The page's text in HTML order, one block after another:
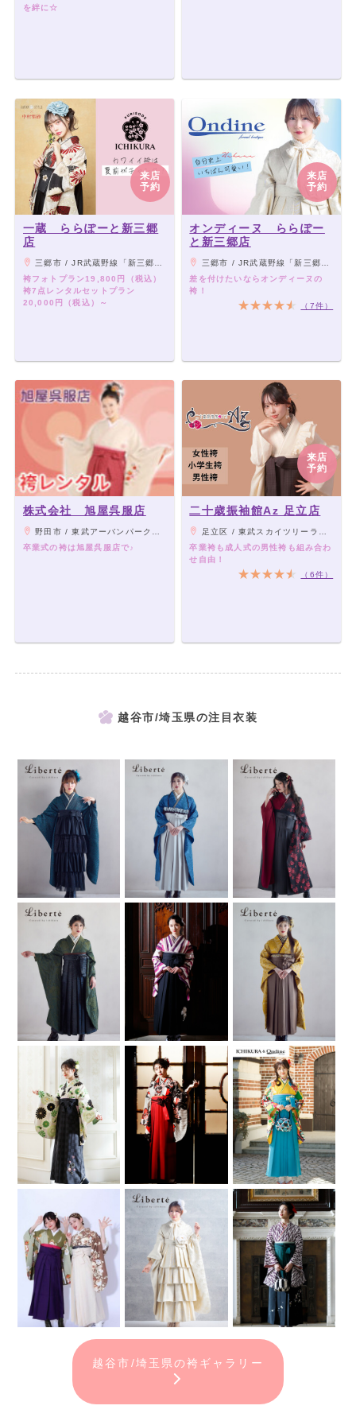
を絆に☆
来店
予約
一蔵 ららぽーと新三郷
店
三郷市 / JR武蔵野線「新三郷駅」より徒歩1分
袴フォトプラン19,800円（税込）
袴7点レンタルセットプラン
20,000円（税込）～
来店
予約
オンディーヌ ららぽー
と新三郷店
三郷市 / JR武蔵野線「新三郷駅」より徒歩1分
差を付けたいならオンディーヌの
袴！
（7件）
株式会社 旭屋呉服店
野田市 / 東武アーバンパークライン 野田市駅から徒歩5分
卒業式の袴は旭屋呉服店で♪
来店
予約
二十歳振袖館Az 足立店
足立区 / 東武スカイツリーライン谷塚駅より車で7分、つくばエクスプレス六町駅より車で9分
卒業袴も成人式の男性袴も組み合わ
せ自由！
（6件）
越谷市/埼玉県の注目衣装
越谷市/埼玉県の袴ギャラリー